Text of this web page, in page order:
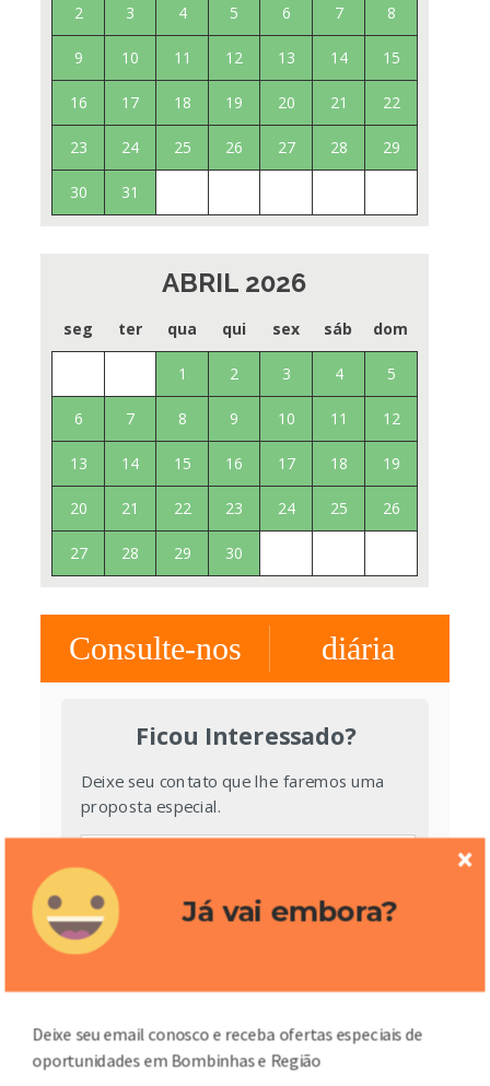
2 3 4 5 6 7 8
9 10 11 12 13 14 15
16 17 18 19 20 21 22
23 24 25 26 27 28 29
30 31
ABRIL 2026
seg ter qua qui sex sáb dom
1 2 3 4 5
6 7 8 9 10 11 12
13 14 15 16 17 18 19
20 21 22 23 24 25 26
27 28 29 30
Consulte-nos diária
Ficou Interessado?
Deixe seu contato que lhe faremos uma
proposta especial.
Enviar
Já vai embora?
Deixe seu email conosco e receba ofertas especiais de
oportunidades em Bombinhas e Região